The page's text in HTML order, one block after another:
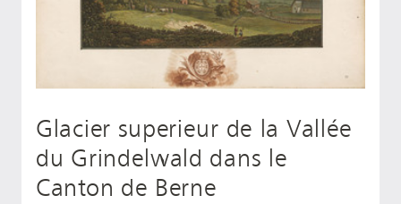
Glacier superieur de la Vallée
du Grindelwald dans le
Canton de Berne